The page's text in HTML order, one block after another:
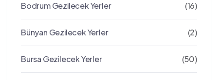
Bodrum Gezilecek Yerler (16)
Bünyan Gezilecek Yerler (2)
Bursa Gezilecek Yerler (50)